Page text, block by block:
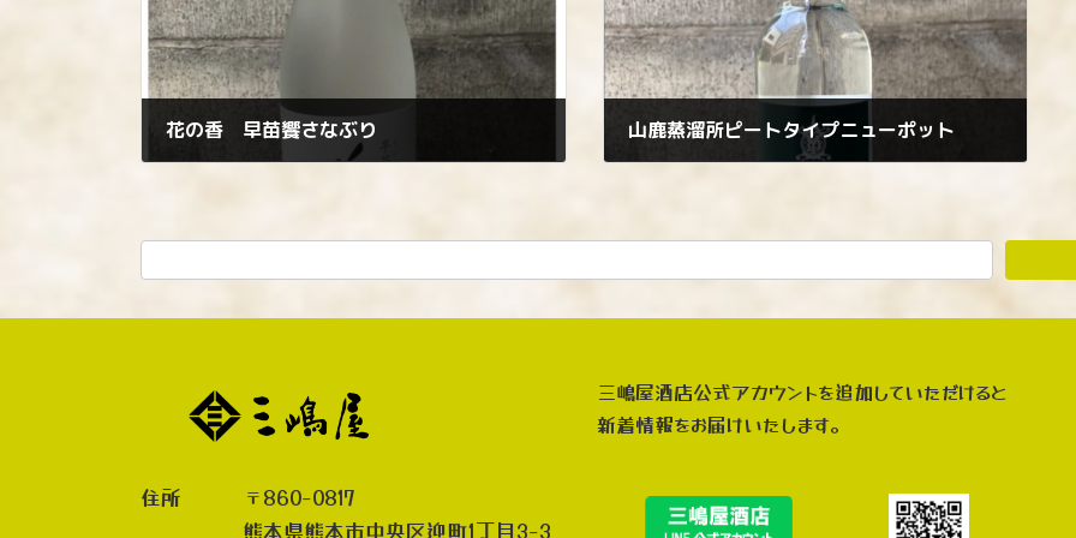
花の香 早苗饗さなぶり 山鹿蒸溜所ピートタイプニューポット
住所 〒860-0817
熊本県熊本市中央区迎町1丁目3-3
三嶋屋酒店公式アカウントを追加していただけると
新着情報をお届けいたします。